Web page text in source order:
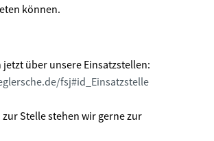
können.
über unsere Einsatzstellen:
fsj#id_Einsatzstelle
zur Stelle stehen wir gerne zur